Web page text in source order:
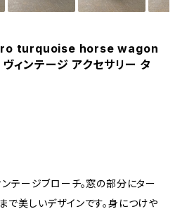
turquoise horse wagon
ィンテージ アクセサリー タ
テージブローチ。窓の部分にター
で美しいデザインです。身につけや